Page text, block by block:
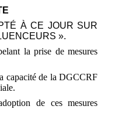
À CE JOUR SUR
».
la prise de mesures
capacité de la DGCCRF
de ces mesures